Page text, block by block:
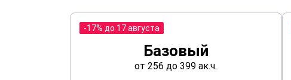
-17% до 17 августа
Базовый
от 256 до 399 ак.ч.